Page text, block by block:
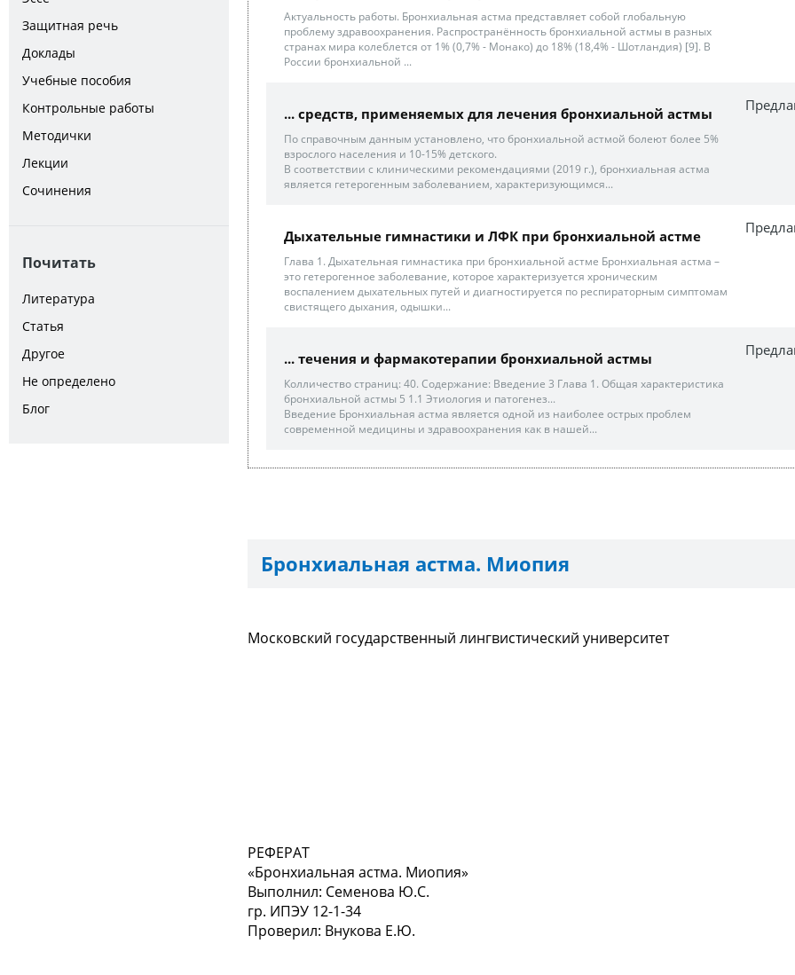
Защитная речь
Доклады
Учебные пособия
Контрольные работы
Методички
Лекции
Сочинения
Почитать
Литература
Статья
Другое
Не определено
Блог
Актуальность работы. Бронхиальная астма представляет собой глобальную
проблему здравоохранения. Распространённость бронхиальной астмы в разных
странах мира колеблется от 1% (0,7% - Монако) до 18% (18,4% - Шотландия) [9]. В
России бронхиальной ...
... средств, применяемых для лечения бронхиальной астмы
По справочным данным установлено, что бронхиальной астмой болеют более 5%
взрослого населения и 10-15% детского.
В соответствии с клиническими рекомендациями (2019 г.), бронхиальная астма
является гетерогенным заболеванием, характеризующимся...
Дыхательные гимнастики и ЛФК при бронхиальной астме
Глава 1. Дыхательная гимнастика при бронхиальной астме Бронхиальная астма –
это гетерогенное заболевание, которое характеризуется хроническим
воспалением дыхательных путей и диагностируется по респираторным симптомам
свистящего дыхания, одышки...
... течения и фармакотерапии бронхиальной астмы
Колличество страниц: 40. Содержание: Введение 3 Глава 1. Общая характеристика
бронхиальной астмы 5 1.1 Этиология и патогенез...
Введение Бронхиальная астма является одной из наиболее острых проблем
современной медицины и здравоохранения как в нашей...
Бронхиальная астма. Миопия
Московский государственный лингвистический университет
РЕФЕРАТ
«Бронхиальная астма. Миопия»
Выполнил: Семенова Ю.С.
гр. ИПЭУ 12-1-34
Проверил: Внукова Е.Ю.